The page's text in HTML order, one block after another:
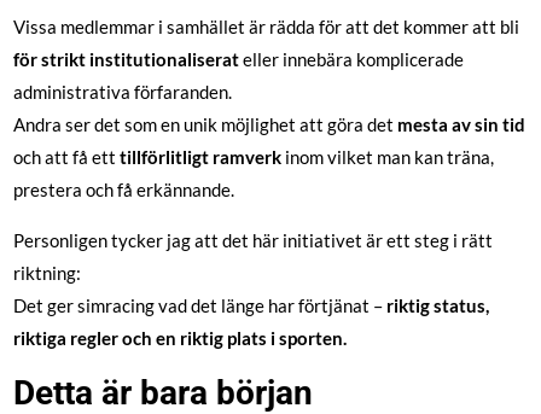
Vissa medlemmar i samhället är rädda för att det kommer att bli
för strikt institutionaliserateller innebära komplicerade
administrativa förfaranden.
Andra ser det som en unik möjlighet att göra det mesta av sin tid
och att få etttillförlitligt ramverk inom vilket man kan träna,
prestera och få erkännande.
Personligen tycker jag att det här initiativet är ett steg i rätt
riktning:
Det ger simracing vad det länge har förtjänat – riktig status,
riktiga regler och en riktig plats i sporten.
Detta är bara början